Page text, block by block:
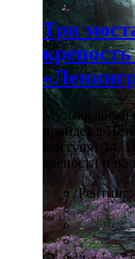
Три
Музыкальный
пройдет в
выступят 14,
крепости и
Рейтинг: